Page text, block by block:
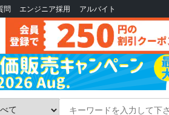
問 エンジニア採用 アルバイト